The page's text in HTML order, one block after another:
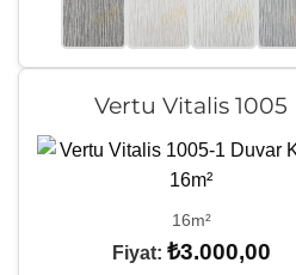
Vertu Vitalis 1005
16m²
Fiyat: ₺3.000,00